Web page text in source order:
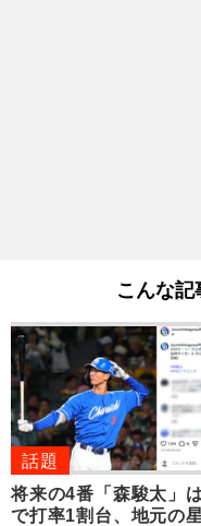
こんな
話題
将来の4番「森駿太」
で打率1割台、地元の星